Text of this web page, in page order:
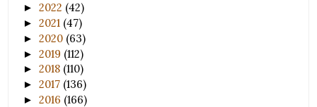
►2022 (42)
►2021 (47)
►2020 (63)
►2019 (112)
►2018 (110)
►2017 (136)
►2016 (166)